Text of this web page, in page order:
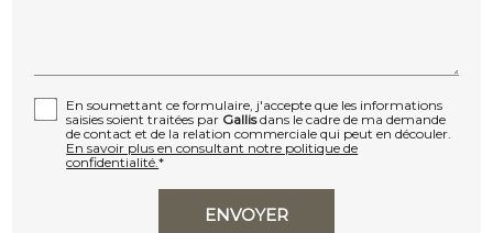
En soumettant ce formulaire, j'accepte que les informations
saisies soient traitées par Gallisdans le cadre de ma demande
de contact et de la relation commerciale qui peut en découler.
En savoir plus en consultant notre politique de
confidentialité.*